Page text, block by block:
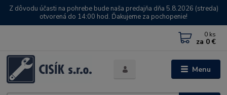
Z dôvodu účasti na pohrebe bude naša predajňa dňa 5.8.2026 (streda)
otvorená do 14:00 hod. Ďakujeme za pochopenie!
Menu
0 ks
za 0 €